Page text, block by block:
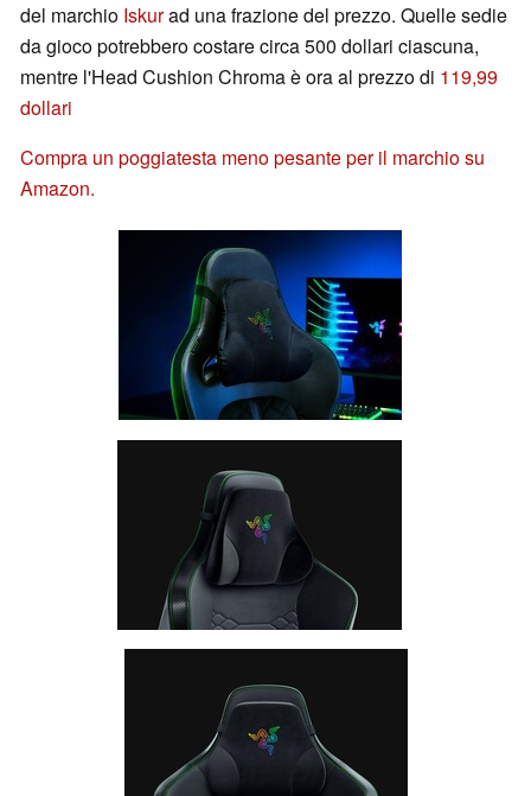
del marchio Iskurad una frazione del prezzo. Quelle sedie
da gioco potrebbero costare circa 500 dollari ciascuna,
mentre l'Head Cushion Chroma è ora al prezzo di 119,99
dollari
Compra un poggiatesta meno pesante per il marchio su
Amazon.